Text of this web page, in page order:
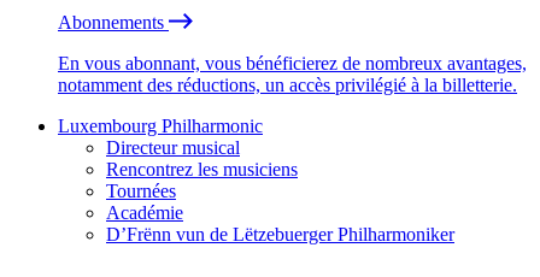
Abonnements
En vous abonnant, vous bénéficierez de nombreux avantages,
notamment des réductions, un accès privilégié à la billetterie.
Luxembourg Philharmonic
Directeur musical
Rencontrez les musiciens
Tournées
Académie
D’Frënn vun de Lëtzebuerger Philharmoniker